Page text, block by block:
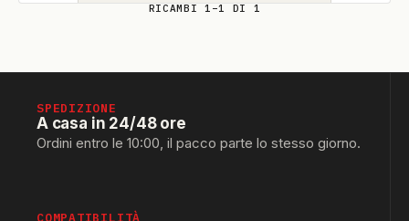
RICAMBI 1–1 DI 1
SPEDIZIONE
A casa in 24/48 ore
Ordini entro le 10:00, il pacco parte lo stesso giorno.
COMPATIBILITÀ